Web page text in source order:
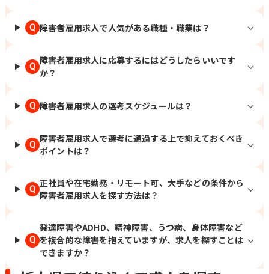
Q 障害者雇用求人で人気がある職種・職業は？
Q
障害者雇用求人に応募するにはどうしたらいいです
か？
Q 障害者雇用求人の選考スケジュールは？
Q
障害者雇用求人で選考に通過する上で抑えておくべき
ポイントは？
Q
正社員や在宅勤務・リモート可、大手などの条件から
障害者雇用求人を探す方法は？
Q
発達障害やADHD、精神障害、うつ病、身体障害など
を複合的な障害を抱えていますが、求人を探すことは
できますか？